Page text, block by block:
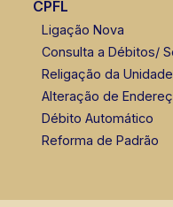
CPFL
Ligação Nova
Consulta a Débitos/
Religação da Unidade
Alteração de
Débito Automático
Reforma de Padrão